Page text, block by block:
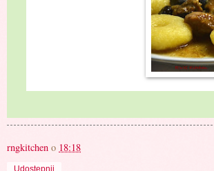
rngkitchen o 18:18
Udostępnij